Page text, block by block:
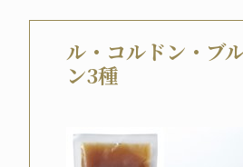
ル・コルドン・ブ
ン3種